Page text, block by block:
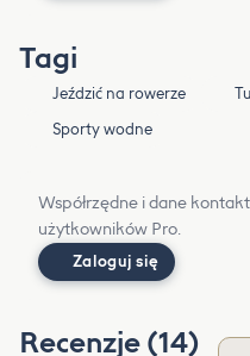
Tagi
Jeździć na rowerze
Sporty wodne
Współrzędne i dane
użytkowników Pro.
Zaloguj się
Recenzje (14)